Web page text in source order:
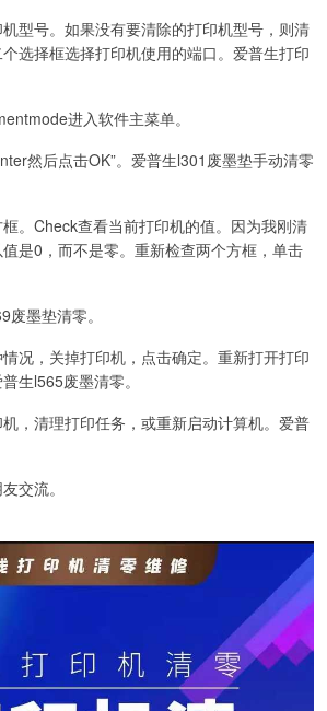
型号。如果没有要清除的打印机型号，则清
选择框选择打印机使用的端口。爱普生打印
进入软件主菜单。
然后点击OK”。爱普生l301废墨垫手动清零
。Check查看当前打印机的值。因为我刚清
是0，而不是零。重新检查两个方框，单击
墨垫清零。
况，关掉打印机，点击确定。重新打开打印
生l565废墨清零。
，清理打印任务，或重新启动计算机。爱普
交流。